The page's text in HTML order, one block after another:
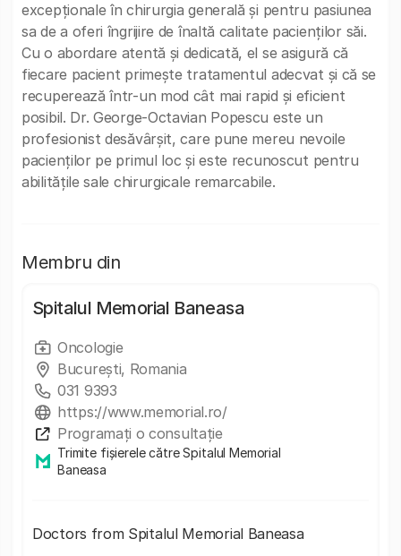
excepționale în chirurgia generală și pentru pasiunea
sa de a oferi îngrijire de înaltă calitate pacienților săi.
Cu o abordare atentă și dedicată, el se asigură că
fiecare pacient primește tratamentul adecvat și că se
recuperează într-un mod cât mai rapid și eficient
posibil. Dr. George-Octavian Popescu este un
profesionist desăvârșit, care pune mereu nevoile
pacienților pe primul loc și este recunoscut pentru
abilitățile sale chirurgicale remarcabile.
Membru din
Spitalul Memorial Baneasa
Oncologie
București, Romania
031 9393
https://www.memorial.ro/
Programați o consultație
Trimite fișierele către Spitalul Memorial
Baneasa
Doctors from Spitalul Memorial Baneasa